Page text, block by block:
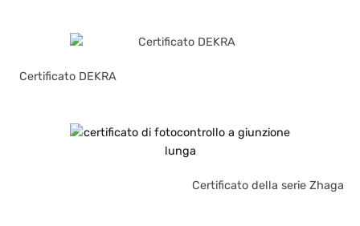
Certificato DEKRA
Certificato della serie Zhaga